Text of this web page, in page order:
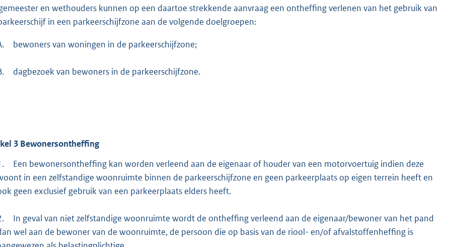
en wethouders kunnen op een daartoe strekkende aanvraag een ontheffing verlenen van het gebruik van
in een parkeerschijfzone aan de volgende doelgroepen:
bewoners van woningen in de parkeerschijfzone;
dagbezoek van bewoners in de parkeerschijfzone.
3 Bewonersontheffing
Een bewonersontheffing kan worden verleend aan de eigenaar of houder van een motorvoertuig indien deze
in een zelfstandige woonruimte binnen de parkeerschijfzone en geen parkeerplaats op eigen terrein heeft en
geen exclusief gebruik van een parkeerplaats elders heeft.
In geval van niet zelfstandige woonruimte wordt de ontheffing verleend aan de eigenaar/bewoner van het pand
wel aan de bewoner van de woonruimte, de persoon die op basis van de riool- en/of afvalstoffenheffing is